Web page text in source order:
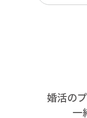
婚活の
一